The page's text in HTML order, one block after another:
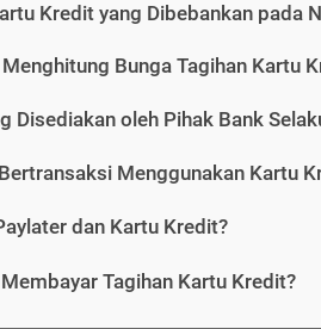
Kredit yang Dibebankan pada
Bunga Tagihan Kartu
Disediakan oleh Pihak Bank
Menggunakan Kartu
dan Kartu Kredit?
Tagihan Kartu Kredit?